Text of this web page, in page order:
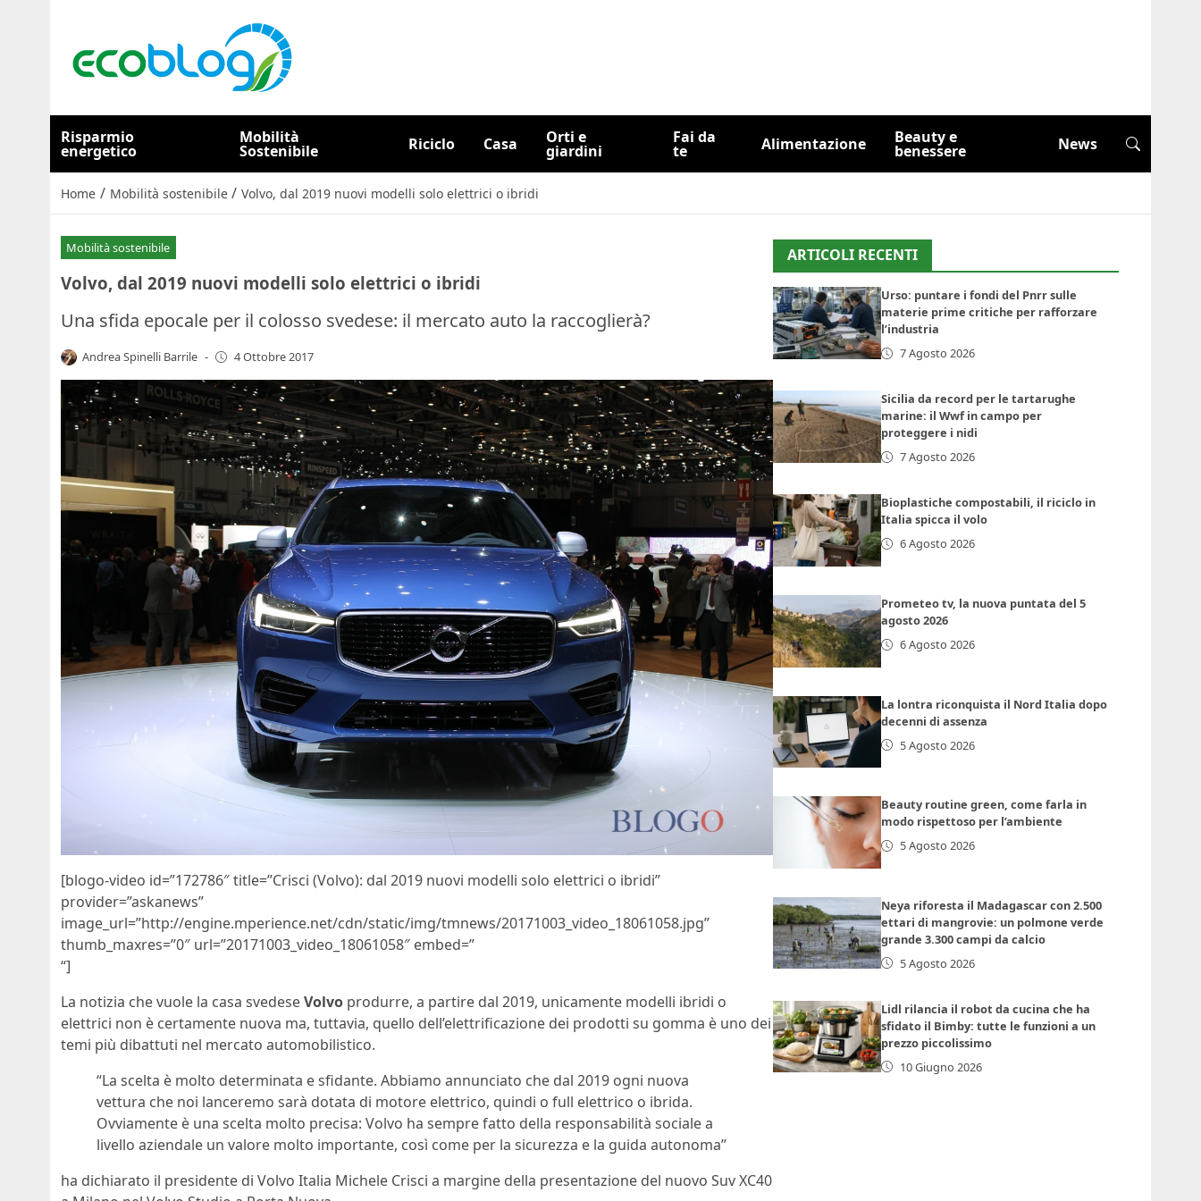
Risparmio
energetico
Mobilità
Sostenibile Riciclo Casa Orti e
giardini
Fai da
te Alimentazione Beauty e
benessere News
Home / Mobilità sostenibile / Volvo, dal 2019 nuovi modelli solo elettrici o ibridi
Mobilità sostenibile
Volvo, dal 2019 nuovi modelli solo elettrici o ibridi
Una sfida epocale per il colosso svedese: il mercato auto la raccoglierà?
Andrea Spinelli Barrile - 4 Ottobre 2017
[blogo-video id=”172786″ title=”Crisci (Volvo): dal 2019 nuovi modelli solo elettrici o ibridi”
provider=”askanews”
image_url=”http://engine.mperience.net/cdn/static/img/tmnews/20171003_video_18061058.jpg”
thumb_maxres=”0″ url=”20171003_video_18061058″ embed=”
“]
La notizia che vuole la casa svedeseVolvo produrre, a partire dal 2019, unicamente modelli ibridi o
elettrici non è certamente nuova ma, tuttavia, quello dell’elettrificazione dei prodotti su gomma è uno dei
temi più dibattuti nel mercato automobilistico.
“La scelta è molto determinata e sfidante. Abbiamo annunciato che dal 2019 ogni nuova
vettura che noi lanceremo sarà dotata di motore elettrico, quindi o full elettrico o ibrida.
Ovviamente è una scelta molto precisa: Volvo ha sempre fatto della responsabilità sociale a
livello aziendale un valore molto importante, così come per la sicurezza e la guida autonoma”
ha dichiarato il presidente di Volvo Italia Michele Crisci a margine della presentazione del nuovo Suv XC40
ARTICOLI RECENTI
Urso: puntare i fondi del Pnrr sulle
materie prime critiche per rafforzare
l’industria
7 Agosto 2026
Sicilia da record per le tartarughe
marine: il Wwf in campo per
proteggere i nidi
7 Agosto 2026
Bioplastiche compostabili, il riciclo in
Italia spicca il volo
6 Agosto 2026
Prometeo tv, la nuova puntata del 5
agosto 2026
6 Agosto 2026
La lontra riconquista il Nord Italia dopo
decenni di assenza
5 Agosto 2026
Beauty routine green, come farla in
modo rispettoso per l’ambiente
5 Agosto 2026
Neya riforesta il Madagascar con 2.500
ettari di mangrovie: un polmone verde
grande 3.300 campi da calcio
5 Agosto 2026
Lidl rilancia il robot da cucina che ha
sfidato il Bimby: tutte le funzioni a un
prezzo piccolissimo
10 Giugno 2026